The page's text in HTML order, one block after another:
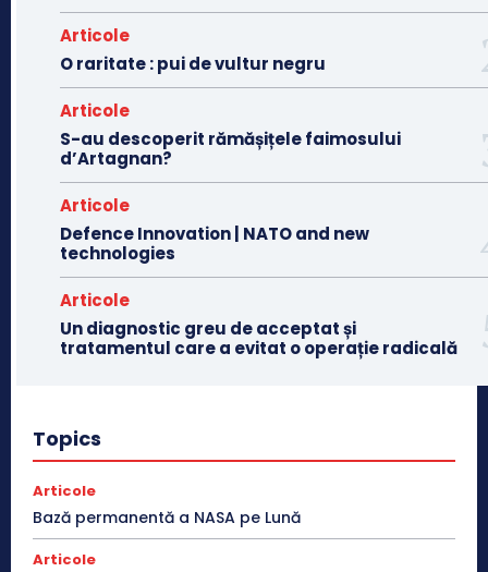
Articole
O raritate : pui de vultur negru
Articole
S-au descoperit rămășițele faimosului
d’Artagnan?
Articole
Defence Innovation | NATO and new
technologies
Articole
Un diagnostic greu de acceptat și
tratamentul care a evitat o operație radicală
Topics
Articole
Bază permanentă a NASA pe Lună
Articole